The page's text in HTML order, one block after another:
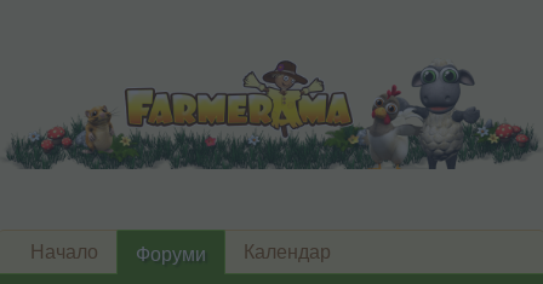
Начало Форуми Календар